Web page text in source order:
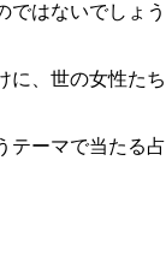
ではないでしょう
に、世の女性たち
テーマで当たる占